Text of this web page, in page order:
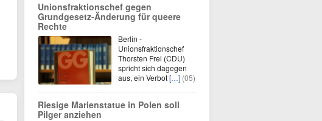
Unionsfraktionschef gegen
Grundgesetz-Änderung für queere
Rechte
Berlin -
Unionsfraktionschef
Thorsten Frei (CDU)
spricht sich dagegen
aus, ein Verbot[…] (05)
Riesige Marienstatue in Polen soll
Pilger anziehen